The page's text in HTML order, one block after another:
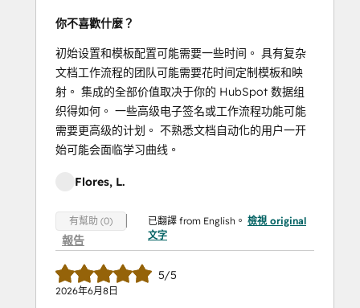
你不喜歡什麼？
初始设置和模板配置可能需要一些时间。 具有复杂
文档工作流程的团队可能需要花时间定制模板和映
射。 集成的全部价值取决于你的 HubSpot 数据组
织得如何。 一些高级电子签名或工作流程功能可能
需要更高级的计划。 不熟悉文档自动化的用户一开
始可能会面临学习曲线。
Flores, L.
有幫助 (0)
報告
已翻譯 from English。 檢視 original
文字
5/5
2026年6月8日